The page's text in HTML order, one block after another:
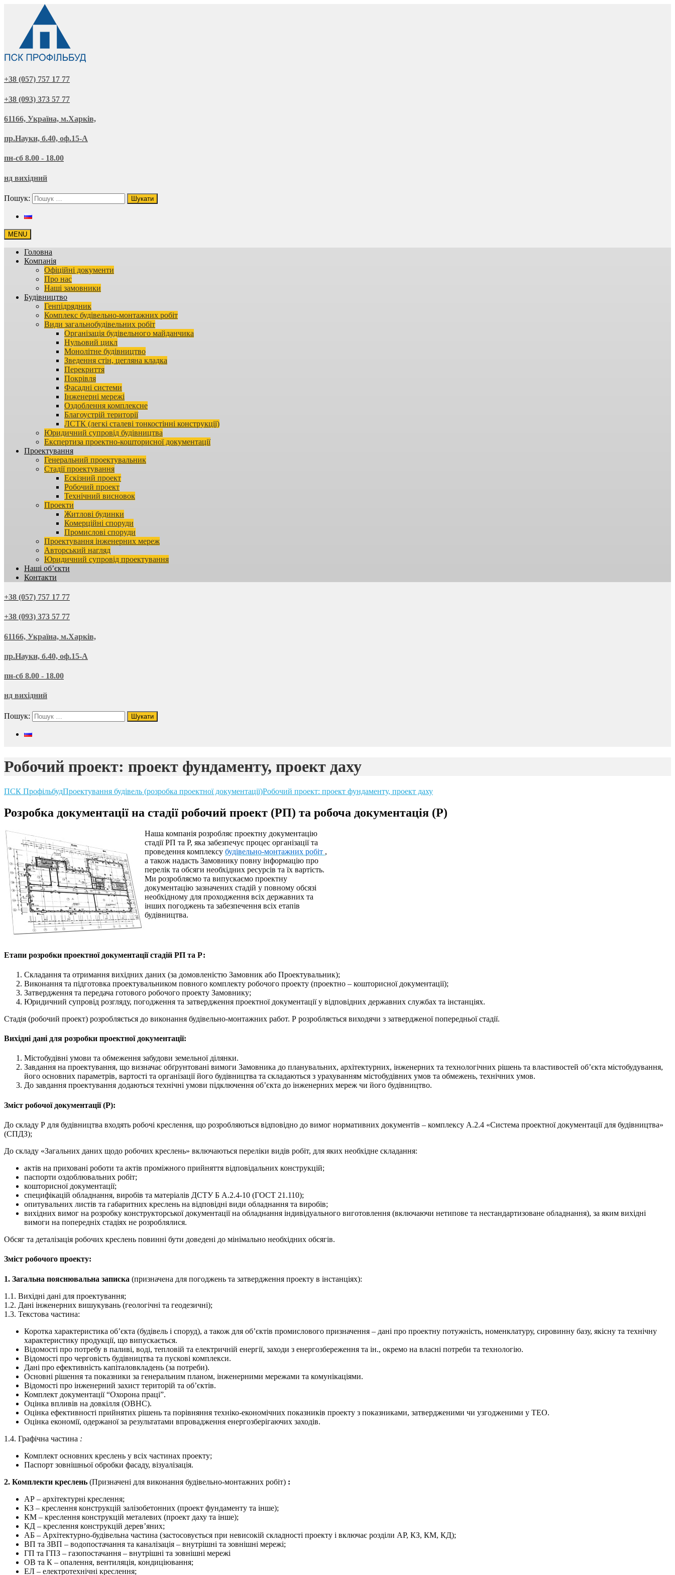
+38 (057) 757 17 77
+38 (093) 373 57 77
61166, Україна, м.Харків,
пр.Науки, б.40, оф.15-А
пн-сб 8.00 - 18.00
нд вихідний
Пошук:
MENU
Головна
Компанія
Офіційні документи
Про нас
Наші замовники
Будівництво
Генпідрядник
Комплекс будівельно-монтажних робіт
Види загальнобудівельних робіт
Організація будівельного майданчика
Нульовий цикл
Монолітне будівництво
Зведення стін, цегляна кладка
Перекриття
Покрівля
Фасадні системи
Інженерні мережі
Оздоблення комплексне
Благоустрій території
ЛСТК (легкі сталеві тонкостінні конструкції)
Юридичний супровід будівництва
Експертиза проектно-кошторисної документації
Проектування
Генеральний проектувальник
Стадії проектування
Ескізний проект
Робочий проект
Технічний висновок
Проекти
Житлові будинки
Комерційні споруди
Промислові споруди
Проектування інженерних мереж
Авторський нагляд
Юридичний супровід проектування
Наші об’єкти
Контакти
+38 (057) 757 17 77
+38 (093) 373 57 77
61166, Україна, м.Харків,
пр.Науки, б.40, оф.15-А
пн-сб 8.00 - 18.00
нд вихідний
Пошук:
Робочий проект: проект фундаменту, проект даху
ПСК ПрофільбудПроектування будівель (розробка проектної документації)Робочий проект: проект фундаменту, проект даху
Розробка документації на стадії робочий проект (РП) та робоча документація (Р)
Наша компанія розробляє проектну документацію
стадії РП та Р, яка забезпечує процес організації та
проведення комплексу будівельно-монтажних робіт ,
а також надасть Замовнику повну інформацію про
перелік та обсяги необхідних ресурсів та їх вартість.
Ми розробляємо та випускаємо проектну
документацію зазначених стадій у повному обсязі
необхідному для проходження всіх державних та
інших погоджень та забезпечення всіх етапів
будівництва.
Етапи розробки проектної документації стадій РП та Р:
Складання та отримання вихідних даних (за домовленістю Замовник або Проектувальник);
Виконання та підготовка проектувальником повного комплекту робочого проекту (проектно – кошторисної документації);
Затвердження та передача готового робочого проекту Замовнику;
Юридичний супровід розгляду, погодження та затвердження проектної документації у відповідних державних службах та інстанціях.
Стадія (робочий проект) розробляється до виконання будівельно-монтажних работ. Р розробляється виходячи з затвердженої попередньої стадії.
Вихідні дані для розробки проектної документації:
Містобудівні умови та обмеження забудови земельної ділянки.
Завдання на проектування, що визначає обґрунтовані вимоги Замовника до планувальних, архітектурних, інженерних та технологічних рішень та властивостей об’єкта містобудування,
його основних параметрів, вартості та організації його будівництва та складаються з урахуванням містобудівних умов та обмежень, технічних умов.
До завдання проектування додаються технічні умови підключення об’єкта до інженерних мереж чи його будівництво.
Зміст робочої документації (Р):
До складу Р для будівництва входять робочі креслення, що розробляються відповідно до вимог нормативних документів – комплексу А.2.4 «Система проектної документації для будівництва»
(СПДЗ);
До складу «Загальних даних щодо робочих креслень» включаються переліки видів робіт, для яких необхідне складання:
актів на приховані роботи та актів проміжного прийняття відповідальних конструкцій;
паспорти оздоблювальних робіт;
кошторисної документації;
специфікацій обладнання, виробів та матеріалів ДСТУ Б А.2.4-10 (ГОСТ 21.110);
опитувальних листів та габаритних креслень на відповідні види обладнання та виробів;
вихідних вимог на розробку конструкторської документації на обладнання індивідуального виготовлення (включаючи нетипове та нестандартизоване обладнання), за яким вихідні
вимоги на попередніх стадіях не розроблялися.
Обсяг та деталізація робочих креслень повинні бути доведені до мінімально необхідних обсягів.
Зміст робочого проекту:
1. Загальна пояснювальна записка (призначена для погоджень та затвердження проекту в інстанціях):
1.1. Вихідні дані для проектування;
1.2. Дані інженерних вишукувань (геологічні та геодезичні);
1.3. Текстова частина:
Коротка характеристика об’єкта (будівель і споруд), а також для об’єктів промислового призначення – дані про проектну потужність, номенклатуру, сировинну базу, якісну та технічну
характеристику продукції, що випускається.
Відомості про потребу в паливі, воді, тепловій та електричній енергії, заходи з енергозбереження та ін., окремо на власні потреби та технологію.
Відомості про черговість будівництва та пускові комплекси.
Дані про ефективність капіталовкладень (за потреби).
Основні рішення та показники за генеральним планом, інженерними мережами та комунікаціями.
Відомості про інженерний захист територій та об’єктів.
Комплект документації “Охорона праці”.
Оцінка впливів на довкілля (ОВНС).
Оцінка ефективності прийнятих рішень та порівняння техніко-економічних показників проекту з показниками, затвердженими чи узгодженими у ТЕО.
Оцінка економії, одержаної за результатами впровадження енергозберігаючих заходів.
1.4. Графічна частина :
Комплект основних креслень у всіх частинах проекту;
Паспорт зовнішньої обробки фасаду, візуалізація.
2. Комплекти креслень (Призначені для виконання будівельно-монтажних робіт) :
АР – архітектурні креслення;
КЗ – креслення конструкцій залізобетонних (проект фундаменту та інше);
КМ – креслення конструкцій металевих (проект даху та інше);
КД – креслення конструкцій дерев’яних;
АБ – Архітектурно-будівельна частина (застосовується при невисокій складності проекту і включає розділи АР, КЗ, КМ, КД);
ВП та ЗВП – водопостачання та каналізація – внутрішні та зовнішні мережі;
ГП та ГПЗ – газопостачання – внутрішні та зовнішні мережі
ОВ та К – опалення, вентиляція, кондиціювання;
ЕЛ – електротехнічні креслення;